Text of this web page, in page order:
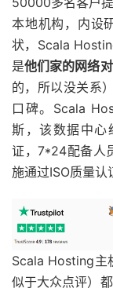
本地机构，内设
状，Scala
是他们家的网络
的，所以没关系
口碑。Scala
斯，该数据中心
证，7*24配备人
施通过ISO质量认
Scala Hosting主
似于大众点评）